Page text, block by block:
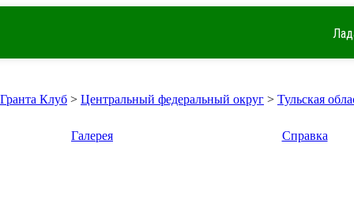
Клуб > Центральный федеральный округ > Тульская
Галерея Справка